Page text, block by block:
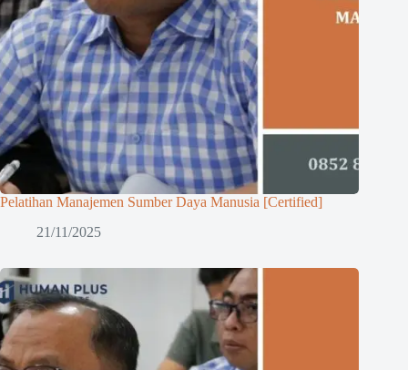
Pelatihan Manajemen Sumber Daya Manusia [Certified]
21/11/2025